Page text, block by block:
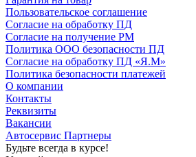
Пользовательское соглашение
Согласие на обработку ПД
Согласие на получение РМ
Политика ООО безопасности ПД
Согласие на обработку ПД «Я.М»
Политика безопасности платежей
О компании
Контакты
Реквизиты
Вакансии
Автосервис Партнеры
Будьте всегда в курсе!